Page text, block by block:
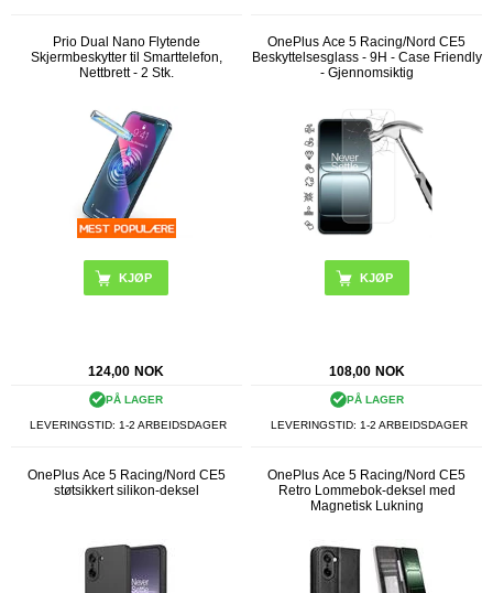
Prio Dual Nano Flytende
Skjermbeskytter til Smarttelefon,
Nettbrett - 2 Stk.
124,00 NOK
PÅ LAGER
LEVERINGSTID: 1-2 ARBEIDSDAGER
OnePlus Ace 5 Racing/Nord CE5
Beskyttelsesglass - 9H - Case Friendly
- Gjennomsiktig
108,00 NOK
PÅ LAGER
LEVERINGSTID: 1-2 ARBEIDSDAGER
OnePlus Ace 5 Racing/Nord CE5
støtsikkert silikon-deksel
OnePlus Ace 5 Racing/Nord CE5
Retro Lommebok-deksel med
Magnetisk Lukning